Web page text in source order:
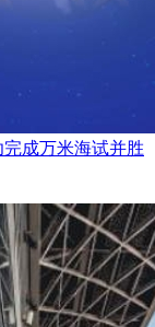
成万米海试并胜